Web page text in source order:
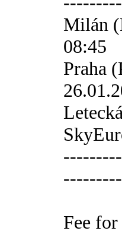
Milán
08:45
Praha
Fee